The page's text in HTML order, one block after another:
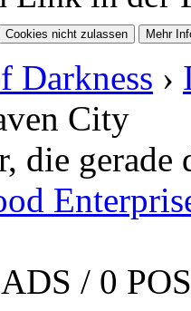
mitbringen.
Storyline.
: Ein
Style
ist für
Nur
: Das
Darkness ›
City
die gerade
/ 0